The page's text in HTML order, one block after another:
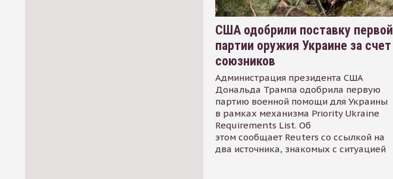
США одобрили поставку первой
партии оружия Украине за счет
союзников
Администрация президента США
Дональда Трампа одобрила первую
партию военной помощи для Украины
в рамках механизма Priority Ukraine
Requirements List. Об
этом сообщает Reuters со ссылкой на
два источника, знакомых с ситуацией